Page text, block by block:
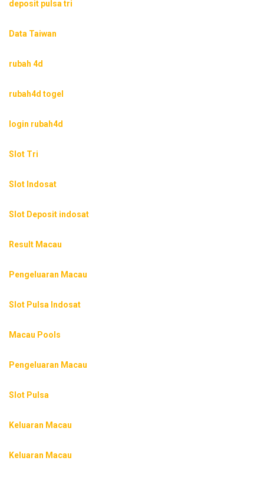
deposit pulsa tri
Data Taiwan
rubah 4d
rubah4d togel
login rubah4d
Slot Tri
Slot Indosat
Slot Deposit indosat
Result Macau
Pengeluaran Macau
Slot Pulsa Indosat
Macau Pools
Pengeluaran Macau
Slot Pulsa
Keluaran Macau
Keluaran Macau